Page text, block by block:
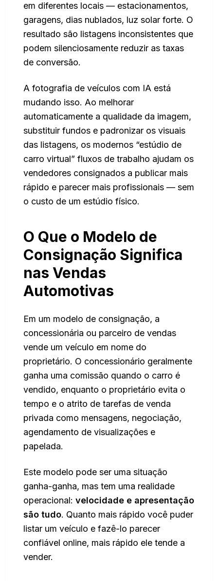
em diferentes locais — estacionamentos,
garagens, dias nublados, luz solar forte. O
resultado são listagens inconsistentes que
podem silenciosamente reduzir as taxas
de conversão.
A fotografia de veículos com IA está
mudando isso. Ao melhorar
automaticamente a qualidade da imagem,
substituir fundos e padronizar os visuais
das listagens, os modernos “estúdio de
carro virtual” fluxos de trabalho ajudam os
vendedores consignados a publicar mais
rápido e parecer mais profissionais — sem
o custo de um estúdio físico.
O Que o Modelo de
Consignação Significa
nas Vendas
Automotivas
Em um modelo de consignação, a
concessionária ou parceiro de vendas
vende um veículo em nome do
proprietário. O concessionário geralmente
ganha uma comissão quando o carro é
vendido, enquanto o proprietário evita o
tempo e o atrito de tarefas de venda
privada como mensagens, negociação,
agendamento de visualizações e
papelada.
Este modelo pode ser uma situação
ganha-ganha, mas tem uma realidade
operacional: velocidade e apresentação
são tudo. Quanto mais rápido você puder
listar um veículo e fazê-lo parecer
confiável online, mais rápido ele tende a
vender.